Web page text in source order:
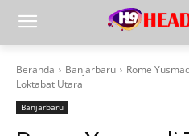
Beranda Banjarbaru
Rome
Loktabat Utara
Banjarbaru